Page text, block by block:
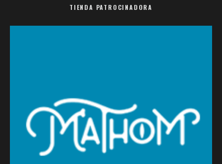
TIENDA PATROCINADORA